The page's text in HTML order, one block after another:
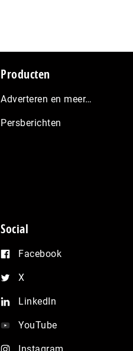
Producten
Adverteren en meer…
Persberichten
Social
Facebook
X
LinkedIn
YouTube